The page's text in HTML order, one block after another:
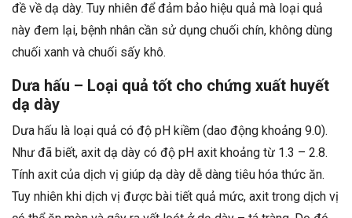
đề về dạ dày. Tuy nhiên để đảm bảo hiệu quả mà loại quả
này đem lại, bệnh nhân cần sử dụng chuối chín, không dùng
chuối xanh và chuối sấy khô.
Dưa hấu – Loại quả tốt cho chứng xuất huyết
dạ dày
Dưa hấu là loại quả có độ pH kiềm (dao động khoảng 9.0).
Như đã biết, axit dạ dày có độ pH axit khoảng từ 1.3 – 2.8.
Tính axit của dịch vị giúp dạ dày dễ dàng tiêu hóa thức ăn.
Tuy nhiên khi dịch vị được bài tiết quả mức, axit trong dịch vị